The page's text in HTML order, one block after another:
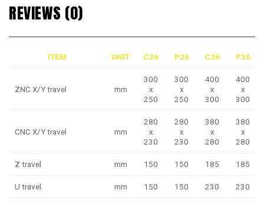
REVIEWS (0)
ITEM UNIT C26 P26 C36 P36
ZNC X/Y travel mm
300
x
250
300
x
250
400
x
300
400
x
300
CNC X/Y travel mm
280
x
230
280
x
230
380
x
280
380
x
280
Z travel mm 150 150 185 185
U travel mm 150 150 230 230